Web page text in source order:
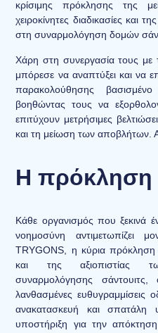
κρίσιμης πρόκλησης της
χειροκίνητες διαδικασίες και
στη συναρμολόγηση δομών
Χάρη στη συνεργασία τους
μπόρεσε να αναπτύξει και να
παρακολούθησης
βοηθώντας τους να
επιτύχουν μετρήσιμες
και τη μείωση των αποβλήτων.
Η πρόκληση
Κάθε οργανισμός που ξεκινά
νοημοσύνη αντιμετωπίζει
TRYGONS, η κύρια πρόκληση
και της αξιοπιστίας
συναρμολόγησης σάντουιτς,
λανθασμένες
ανακατασκευή και σπατάλη
υποστήριξη για την